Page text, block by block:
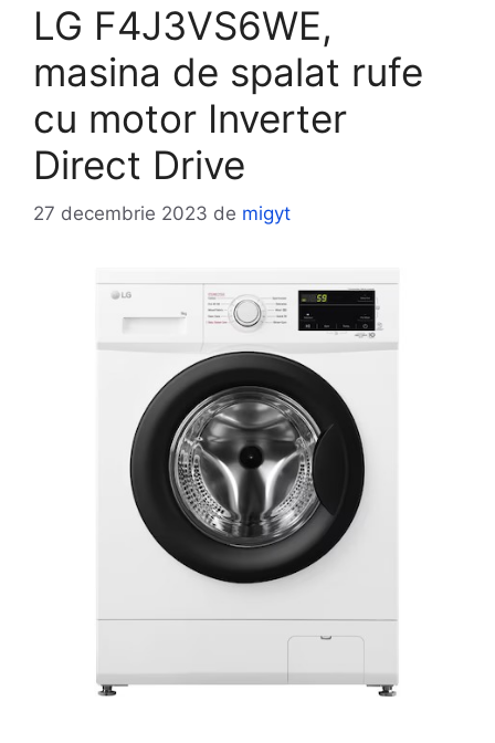
LG F4J3VS6WE,
masina de spalat rufe
cu motor Inverter
Direct Drive
27 decembrie 2023 de migyt